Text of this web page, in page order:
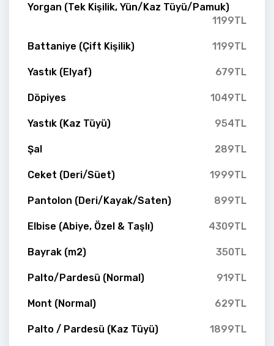
Yorgan (Tek Kişilik, Yün/Kaz Tüyü/Pamuk)
1199TL
Battaniye (Çift Kişilik) 1199TL
Yastık (Elyaf) 679TL
Döpiyes 1049TL
Yastık (Kaz Tüyü) 954TL
Şal 289TL
Ceket (Deri/Süet) 1999TL
Pantolon (Deri/Kayak/Saten) 899TL
Elbise (Abiye, Özel & Taşlı) 4309TL
Bayrak (m2) 350TL
Palto/Pardesü (Normal) 919TL
Mont (Normal) 629TL
Palto / Pardesü (Kaz Tüyü) 1899TL